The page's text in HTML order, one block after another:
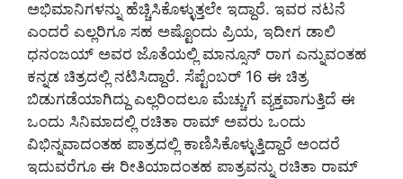
ಅಭಿಮಾನಿಗಳನ್ನು ಹೆಚ್ಚಿಸಿಕೊಳ್ಳುತ್ತಲೇ ಇದ್ದಾರೆ. ಇವರ ನಟನೆ
ಎಂದರೆ ಎಲ್ಲರಿಗೂ ಸಹ ಅಷ್ಟೊಂದು ಪ್ರಿಯ, ಇದೀಗ ಡಾಲಿ
ಧನಂಜಯ್ ಅವರ ಜೊತೆಯಲ್ಲಿ ಮಾನ್ಸೂನ್ ರಾಗ ಎನ್ನುವಂತಹ
ಕನ್ನಡ ಚಿತ್ರದಲ್ಲಿ ನಟಿಸಿದ್ದಾರೆ. ಸೆಪ್ಟೆಂಬರ್ 16 ಈ ಚಿತ್ರ
ಬಿಡುಗಡೆಯಾಗಿದ್ದು ಎಲ್ಲರಿಂದಲೂ ಮೆಚ್ಚುಗೆ ವ್ಯಕ್ತವಾಗುತ್ತಿದೆ ಈ
ಒಂದು ಸಿನಿಮಾದಲ್ಲಿ ರಚಿತಾ ರಾಮ್ ಅವರು ಒಂದು
ವಿಭಿನ್ನವಾದಂತಹ ಪಾತ್ರದಲ್ಲಿ ಕಾಣಿಸಿಕೊಳ್ಳುತ್ತಿದ್ದಾರೆ ಅಂದರೆ
ಇದುವರೆಗೂ ಈ ರೀತಿಯಾದಂತಹ ಪಾತ್ರವನ್ನು ರಚಿತಾ ರಾಮ್